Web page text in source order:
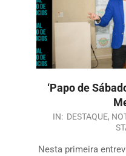
‘Papo de
IN: DESTAQUE,
Nesta primeira